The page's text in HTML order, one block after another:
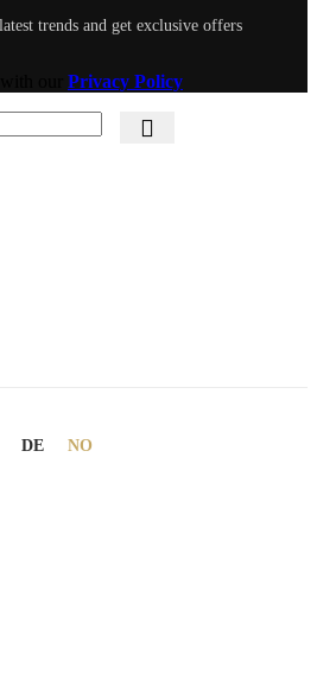
trends and get exclusive offers
Privacy Policy
DE NO